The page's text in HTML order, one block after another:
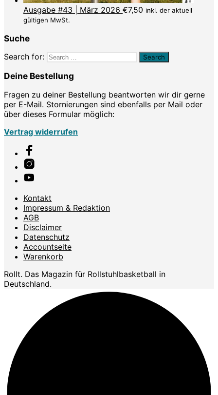
Ausgabe #43 | März 2026 €7,50 inkl. der aktuell
gültigen MwSt.
Suche
Search for:
Deine Bestellung
Fragen zu deiner Bestellung beantworten wir dir gerne
per E-Mail. Stornierungen sind ebenfalls per Mail oder
über dieses Formular möglich:
Vertrag widerrufen
Kontakt
Impressum & Redaktion
AGB
Disclaimer
Datenschutz
Accountseite
Warenkorb
Rollt. Das Magazin für Rollstuhlbasketball in
Deutschland.